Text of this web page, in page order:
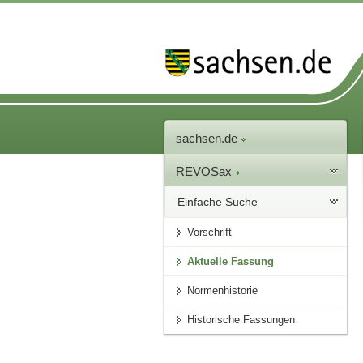
sachsen.de
REVOSax
Einfache Suche
Vorschrift
Aktuelle Fassung
Normenhistorie
Historische Fassungen